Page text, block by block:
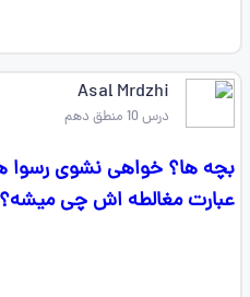
Asal Mrdzhi
درس 10 منطق دهم
بچه ها؟ خواهی نشوی
عبارت مغالطه اش چی میشه؟